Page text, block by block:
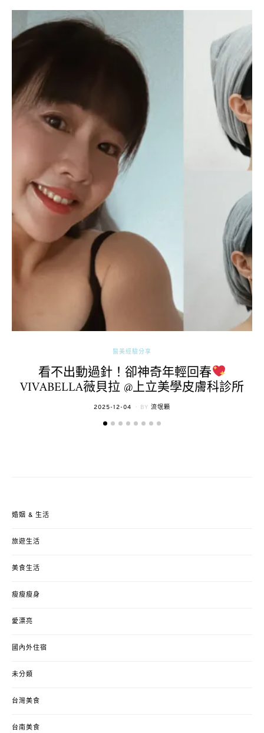
醫美經驗分享
看不出動過針！卻神奇年輕回春
VIVABELLA薇貝拉 @上立美學皮膚科診所
POSTED
2025-12-04 BY 流氓顆
婚姻 & 生活
旅遊生活
美食生活
瘦瘦瘦身
愛漂亮
國內外住宿
未分類
台灣美食
台南美食